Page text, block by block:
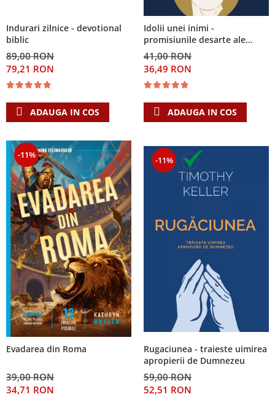
Indurari zilnice - devotional
biblic
89,00 RON
79,21 RON
ADAUGA IN COS
Idolii unei inimi -
promisiunile desarte ale
banilor, sexului si puterii si
Singura Nadejde care
conteaza
41,00 RON
36,49 RON
ADAUGA IN COS
-11%
Evadarea din Roma
39,00 RON
34,71 RON
-11%
Rugaciunea - traieste uimirea
apropierii de Dumnezeu
59,00 RON
52,51 RON